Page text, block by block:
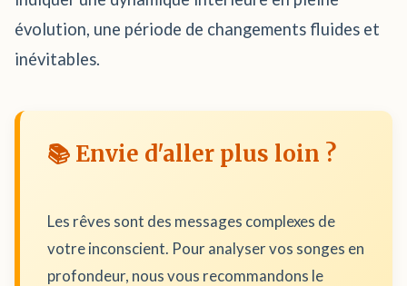
évolution, une période de changements fluides et
inévitables.
📚 Envie d'aller plus loin ?
Les rêves sont des messages complexes de
votre inconscient. Pour analyser vos songes en
profondeur, nous vous recommandons le